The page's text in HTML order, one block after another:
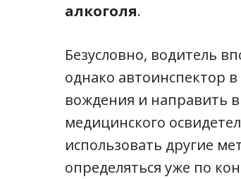
алкоголя.
Безусловно, водитель
однако автоинспектор
вождения и направить
медицинского
использовать другие
определяться уже по